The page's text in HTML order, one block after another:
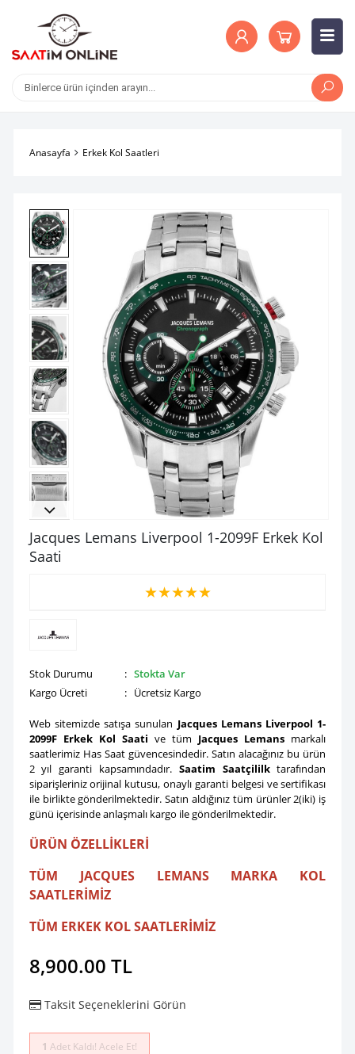
Anasayfa Erkek Kol Saatleri
Jacques Lemans Liverpool 1-2099F Erkek Kol
Saati
★★★★★
Stok Durumu : Stokta Var
Kargo Ücreti
: Ücretsiz Kargo
Web sitemizde satışa sunulan Jacques Lemans Liverpool 1-
2099F Erkek Kol Saati ve tüm Jacques Lemans markalı
saatlerimiz Has Saat güvencesindedir. Satın alacağınız bu ürün
2 yıl garanti kapsamındadır. Saatim Saatçililktarafından
siparişleriniz orijinal kutusu, onaylı garanti belgesi ve sertifikası
ile birlikte gönderilmektedir. Satın aldığınız tüm ürünler 2(iki) iş
günü içerisinde anlaşmalı kargo ile gönderilmektedir.
ÜRÜN ÖZELLİKLERİ
TÜM JACQUES LEMANS MARKA KOL
SAATLERİMİZ
TÜM ERKEK KOL SAATLERİMİZ
8,900.00 TL
Taksit Seçeneklerini Görün
1 Adet Kaldı! Acele Et!